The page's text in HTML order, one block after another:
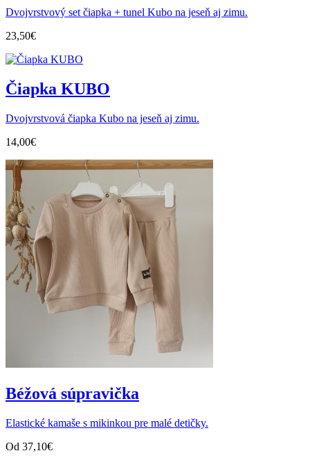
Dvojvrstvový set čiapka + tunel Kubo na jeseň aj zimu.
23,50€
Čiapka KUBO
Dvojvrstvová čiapka Kubo na jeseň aj zimu.
14,00€
Béžová súpravička
Elastické kamaše s mikinkou pre malé detičky.
Od 37,10€